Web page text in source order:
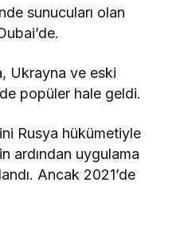
sunucuları olan
Ukrayna ve eski
popüler hale geldi.
Rusya hükümetiyle
ardından uygulama
Ancak 2021’de